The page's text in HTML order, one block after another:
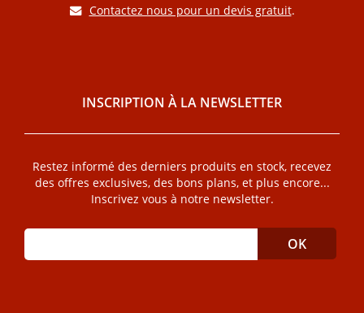
Contactez nous pour un devis gratuit.
INSCRIPTION À LA NEWSLETTER
Restez informé des derniers produits en stock, recevez
des offres exclusives, des bons plans, et plus encore...
Inscrivez vous à notre newsletter.